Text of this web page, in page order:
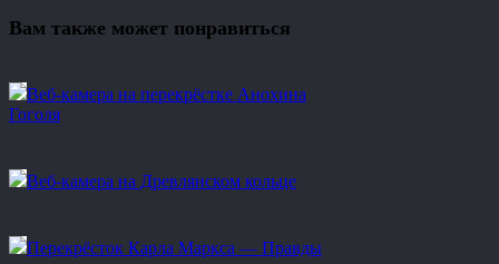
Вам также может понравиться
Веб-камера на перекрёстке Анохина
Гоголя
Веб-камера на Древлянском кольце
Перекрёсток Карла Маркса — Правды